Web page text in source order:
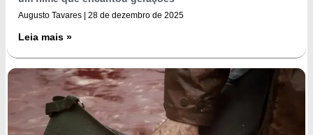
Augusto Tavares 28 de dezembro de 2025
Leia mais »